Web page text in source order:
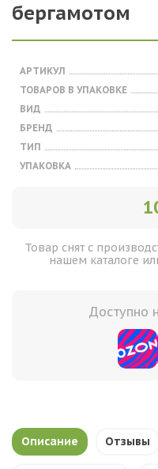
бергамотом
АРТИКУЛ
ТОВАРОВ В УПАКОВКЕ
ВИД
БРЕНД
ТИП
УПАКОВКА
Товар снят с
нашем каталоге
Доступно
Описание Отзывы